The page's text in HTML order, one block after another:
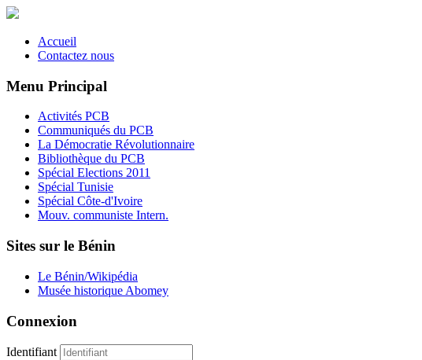
Accueil
Contactez nous
Menu Principal
Activités PCB
Communiqués du PCB
La Démocratie Révolutionnaire
Bibliothèque du PCB
Spécial Elections 2011
Spécial Tunisie
Spécial Côte-d'Ivoire
Mouv. communiste Intern.
Sites sur le Bénin
Le Bénin/Wikipédia
Musée historique Abomey
Connexion
Identifiant